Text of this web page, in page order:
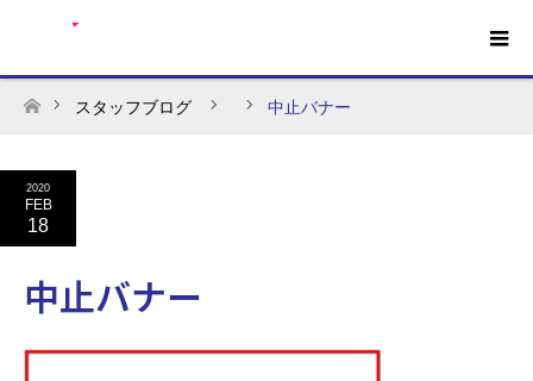
ホーム
スタッフブログ 中止バナー
2020
FEB
18
中止バナー